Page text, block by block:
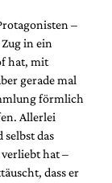
–
in ein
hat, mit
gerade mal
förmlich
Allerlei
selbst das
hat –
dass er